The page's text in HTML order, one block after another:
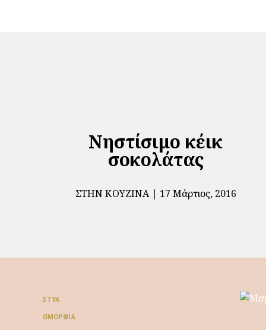
Νηστίσιμο κέικ
σοκολάτας
ΣΤΗΝ ΚΟΥΖΊΝΑ 17 Μάρτιος, 2016
ΣΤΥΛ
ΟΜΟΡΦΙΆ